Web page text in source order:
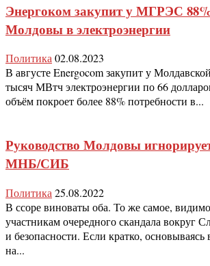
Энергоком закупит у МГРЭС
Молдовы в электроэнергии
Политика02.08.2023
В августе Energocom закупит у
тысяч МВтч электроэнергии по 66
объём покроет более 88% потребности в...
Руководство Молдовы
МНБ/СИБ
Политика 25.08.2022
В ссоре виноваты оба. То же самое,
участникам очередного скандала вокруг
и безопасности. Если кратко, основываясь
на...